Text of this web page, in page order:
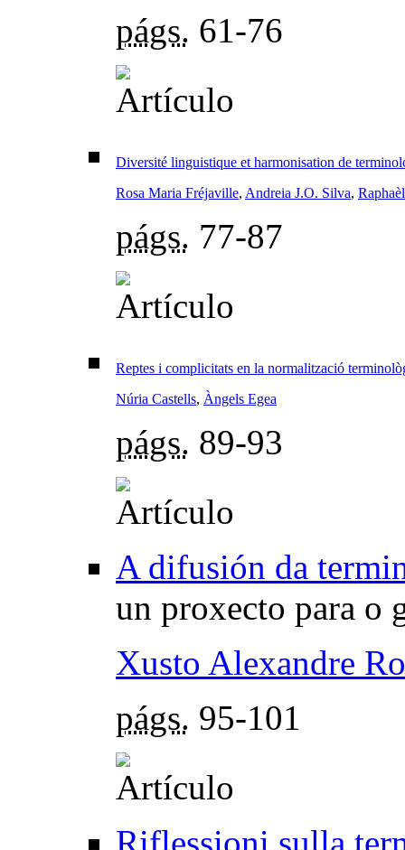
págs. 61-76
Diversité linguistique et harmonisation de
Rosa Maria Fréjaville, Andreia J.O. Silva,
págs. 77-87
Reptes i complicitats en la normalització
Núria Castells, Àngels Egea
págs. 89-93
A difusión da
un proxecto para o
Xusto Alexandre
págs. 95-101